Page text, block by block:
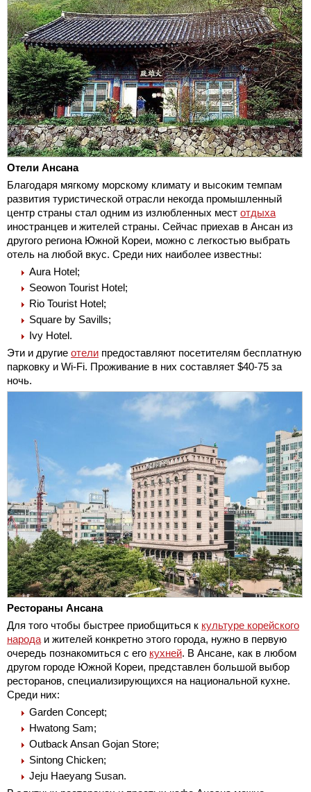
Отели Ансана
Благодаря мягкому морскому климату и высоким темпам
развития туристической отрасли некогда промышленный
центр страны стал одним из излюбленных мест отдыха
иностранцев и жителей страны. Сейчас приехав в Ансан из
другого региона Южной Кореи, можно с легкостью выбрать
отель на любой вкус. Среди них наиболее известны:
Aura Hotel;
Seowon Tourist Hotel;
Rio Tourist Hotel;
Square by Savills;
Ivy Hotel.
Эти и другие отели предоставляют посетителям бесплатную
парковку и Wi-Fi. Проживание в них составляет $40-75 за
ночь.
Рестораны Ансана
Для того чтобы быстрее приобщиться к культуре корейского
народа и жителей конкретно этого города, нужно в первую
очередь познакомиться с его кухней. В Ансане, как в любом
другом городе Южной Кореи, представлен большой выбор
ресторанов, специализирующихся на национальной кухне.
Среди них:
Garden Concept;
Hwatong Sam;
Outback Ansan Gojan Store;
Sintong Chicken;
Jeju Haeyang Susan.